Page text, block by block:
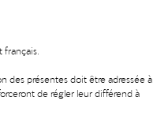
des présentes doit être adressée à
de régler leur différend à